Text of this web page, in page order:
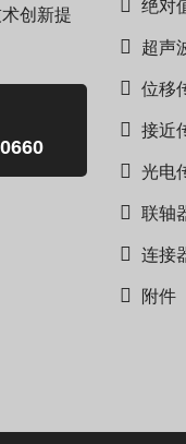
创新提
绝对
超声
位移
接近
光电
联轴
连接
附件